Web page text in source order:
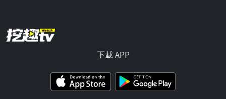
39 京城四少
40 新兵日記
下載 APP